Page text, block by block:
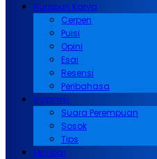
Rumpun Karya
Cerpen
Puisi
Opini
Esai
Resensi
Peribahasa
Inspirasi
Suara Perempuan
Sosok
Tips
Mimbar